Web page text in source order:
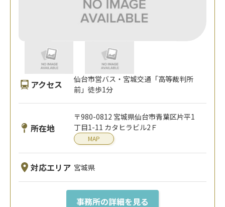
アクセス
仙台市営バス・宮城交通「高等裁判所
前」徒歩1分
所在地
〒980-0812 宮城県仙台市青葉区片平1
丁目1-11 カタヒラビル2Ｆ
MAP
対応エリア 宮城県
事務所の詳細を見る